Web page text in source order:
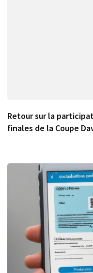
Retour sur la
finales de la Coupe